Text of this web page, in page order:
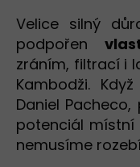
Velice silný
podpořen
zráním, filtrací i
Kambodži.
Daniel Pacheco,
potenciál místní
nemusíme